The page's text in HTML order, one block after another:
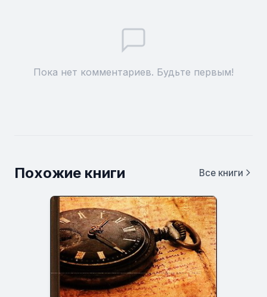
Пока нет комментариев. Будьте первым!
Похожие книги Все книги